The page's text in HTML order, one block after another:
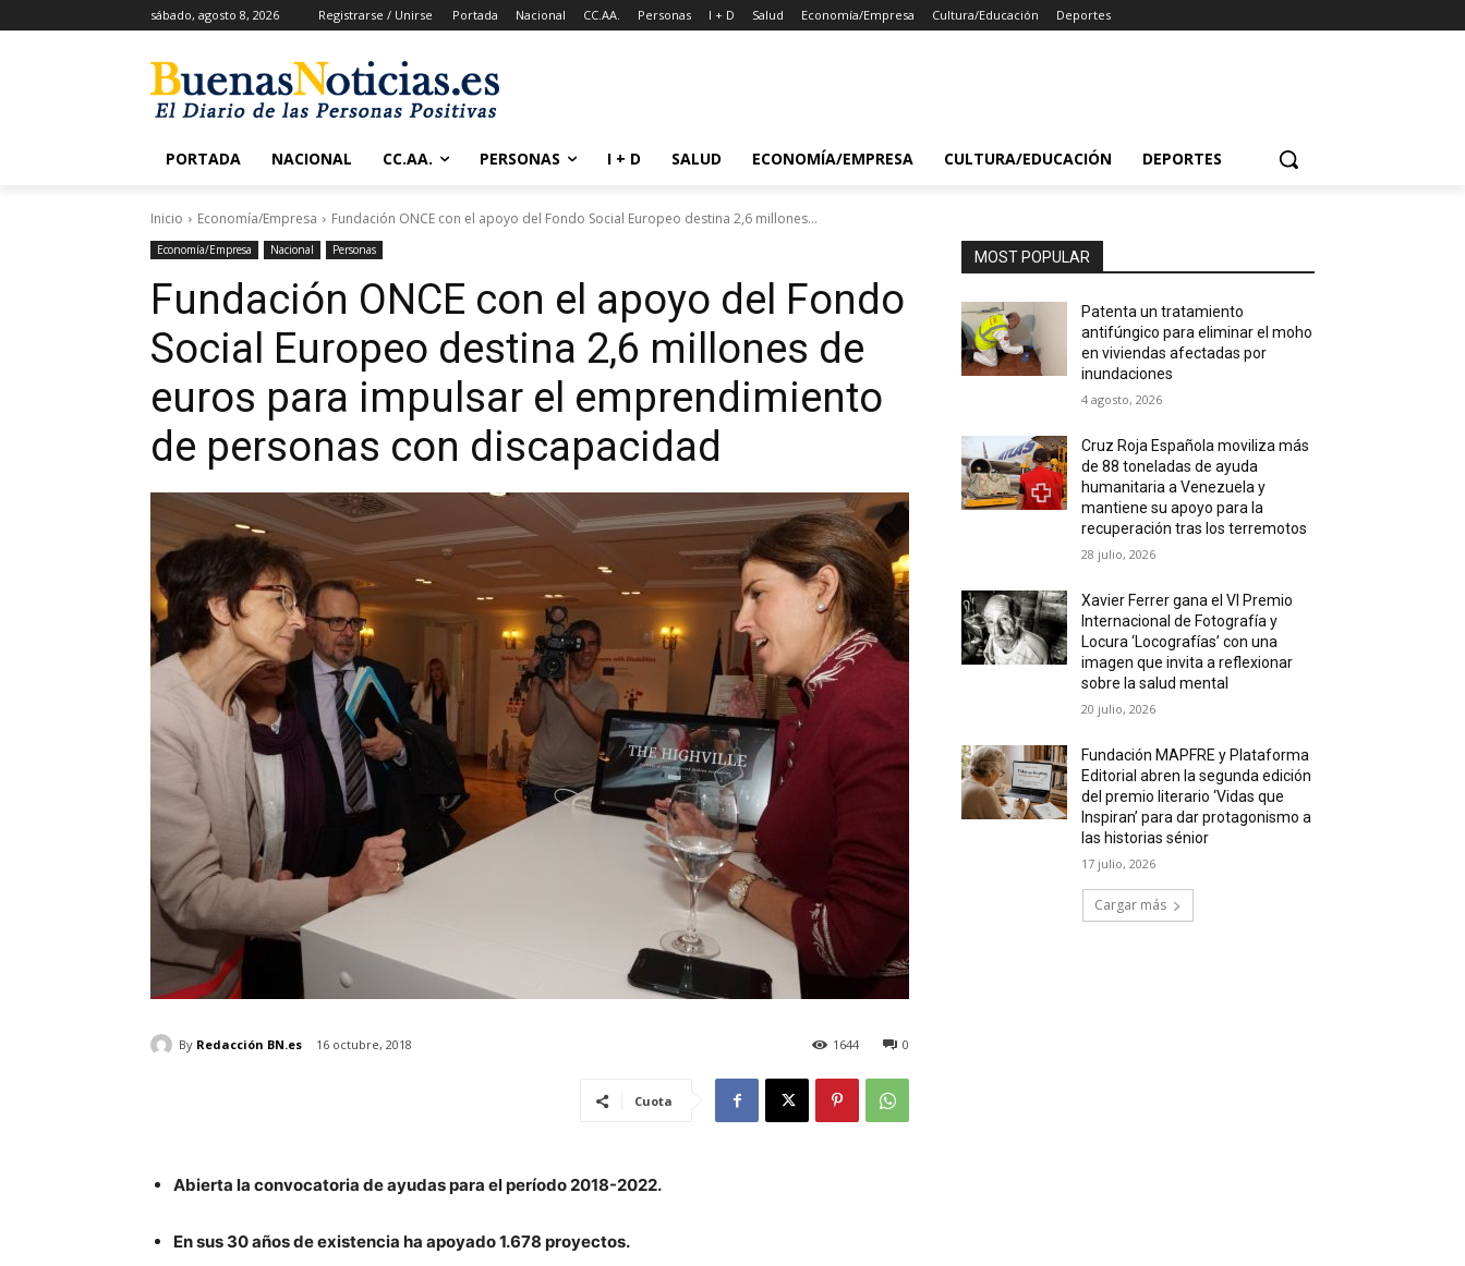
sábado, agosto 8, 2026 Registrarse / Unirse Portada Nacional CC.AA. Personas I + D Salud Economía/Empresa Cultura/Educación Deportes
PORTADA NACIONAL CC.AA. PERSONAS I + D SALUD ECONOMÍA/EMPRESA CULTURA/EDUCACIÓN DEPORTES
Inicio Economía/Empresa Fundación ONCE con el apoyo del Fondo Social Europeo destina 2,6 millones...
Economía/Empresa Nacional Personas
Fundación ONCE con el apoyo del Fondo
Social Europeo destina 2,6 millones de
euros para impulsar el emprendimiento
de personas con discapacidad
By Redacción BN.es 16 octubre, 2018 0
1644
Cuota
Abierta la convocatoria de ayudas para el período 2018-2022.
En sus 30 años de existencia ha apoyado 1.678 proyectos.
MOST POPULAR
Patenta un tratamiento
antifúngico para eliminar el moho
en viviendas afectadas por
inundaciones
4 agosto, 2026
Cruz Roja Española moviliza más
de 88 toneladas de ayuda
humanitaria a Venezuela y
mantiene su apoyo para la
recuperación tras los terremotos
28 julio, 2026
Xavier Ferrer gana el VI Premio
Internacional de Fotografía y
Locura ‘Locografías’ con una
imagen que invita a reflexionar
sobre la salud mental
20 julio, 2026
Fundación MAPFRE y Plataforma
Editorial abren la segunda edición
del premio literario ‘Vidas que
Inspiran’ para dar protagonismo a
las historias sénior
17 julio, 2026
Cargar más